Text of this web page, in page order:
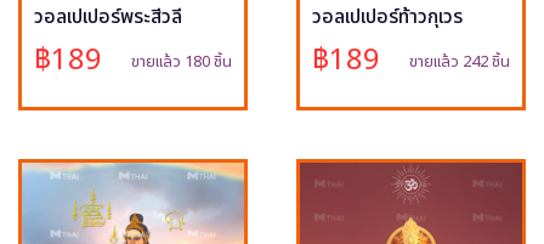
วอลเปเปอร์พระสีวลี
฿189 ขายแล้ว 180 ชิ้น
วอลเปเปอร์ท้าวกุเวร
฿189 ขายแล้ว 242 ชิ้น